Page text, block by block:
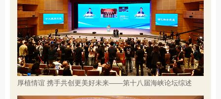
厚植情谊 携手共创更美好未来——第十八届海峡论坛综述